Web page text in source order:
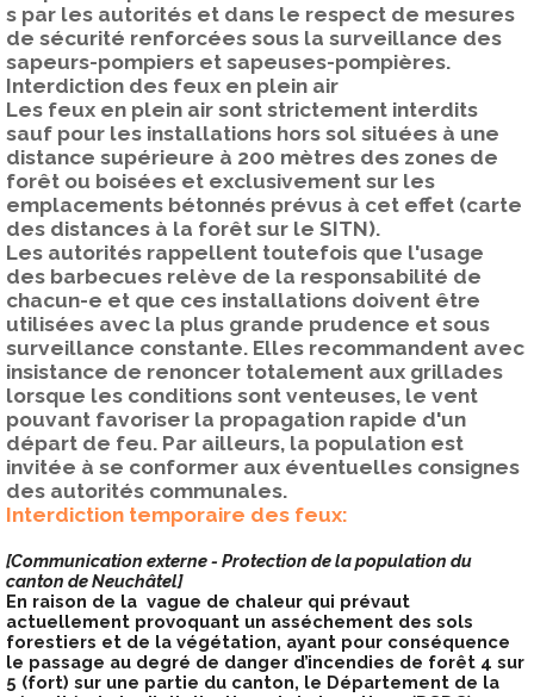
s par les autorités et dans le respect de mesures
de sécurité renforcées sous la surveillance des
sapeurs-pompiers et sapeuses-pompières.
Interdiction des feux en plein air
Les feux en plein air sont strictement interdits
sauf pour les installations hors sol situées à une
distance supérieure à 200 mètres des zones de
forêt ou boisées et exclusivement sur les
emplacements bétonnés prévus à cet effet (carte
des distances à la forêt sur le SITN).
Les autorités rappellent toutefois que l'usage
des barbecues relève de la responsabilité de
chacun-e et que ces installations doivent être
utilisées avec la plus grande prudence et sous
surveillance constante. Elles recommandent avec
insistance de renoncer totalement aux grillades
lorsque les conditions sont venteuses, le vent
pouvant favoriser la propagation rapide d'un
départ de feu. Par ailleurs, la population est
invitée à se conformer aux éventuelles consignes
des autorités communales.
Interdiction temporaire des feux:
[Communication externe - Protection de la population du
canton de Neuchâtel]
En raison de la vague de chaleur qui prévaut
actuellement provoquant un asséchement des sols
forestiers et de la végétation, ayant pour conséquence
le passage au degré de danger d’incendies de forêt 4 sur
5 (fort) sur une partie du canton, le Département de la